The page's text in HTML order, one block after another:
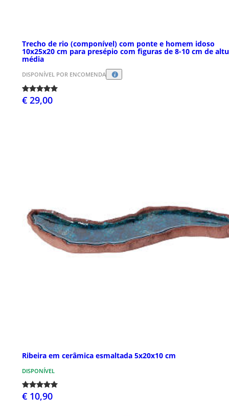
Trecho de rio (componível) com ponte e homem idoso
10x25x20 cm para presépio com figuras de 8-10 cm de
média
DISPONÍVEL POR ENCOMENDA
€ 29,00
Ribeira em cerâmica esmaltada 5x20x10 cm
DISPONÍVEL
€ 10,90